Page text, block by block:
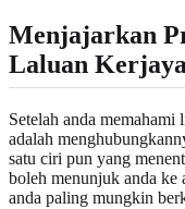
Menjajarkan
Laluan
Setelah anda memahami
adalah
satu ciri pun yang
boleh menunjuk anda ke
anda paling mungkin